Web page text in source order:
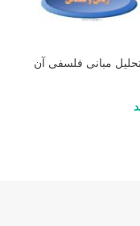
مبانی فلسفی آن